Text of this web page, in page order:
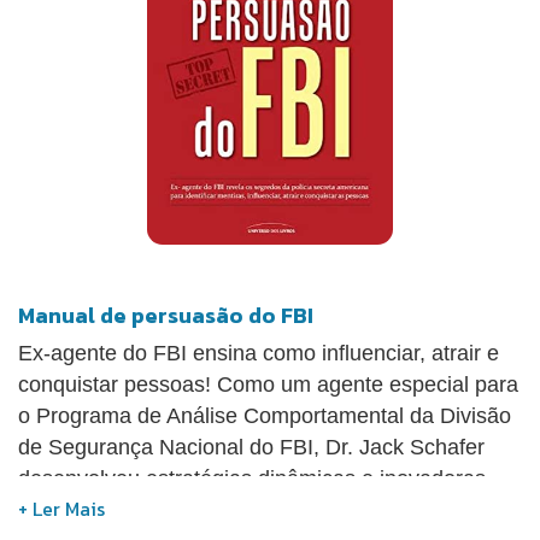
informando-lhe que outros indivíduos também
concordam com ele. Autoridade: é resultado do
indivíduo ser visto tanto como especialista quanto
como uma pessoa confiável; Escassez: aciona a
tendência humana da aversão à perda, já que
pessoas atribuem mais valor a oportunidades
limitadas; Compromisso e coerência: garantem um
compromisso inicial e estão propensos a funcionar
refere-se à ideia de pertencimento, um fator
fundamental que leva a sentimentos de “nós”.
Ensinando como usar gatilhos mentais para se
tornar um mestre na arte da persuasão, esta obra
best-seller do New York Times irá equipá-lo para
conquistar o sucesso em qualquer área da sua vida.
inéditos de profissionais, estudos de caso de táticas
Manual de persuasão do FBI
Ex-agente do FBI ensina como influenciar, atrair e
conquistar pessoas! Como um agente especial para
o Programa de Análise Comportamental da Divisão
de Segurança Nacional do FBI, Dr. Jack Schafer
desenvolveu estratégias dinâmicas e inovadoras
para entrevistar terroristas e detectar mentiras.